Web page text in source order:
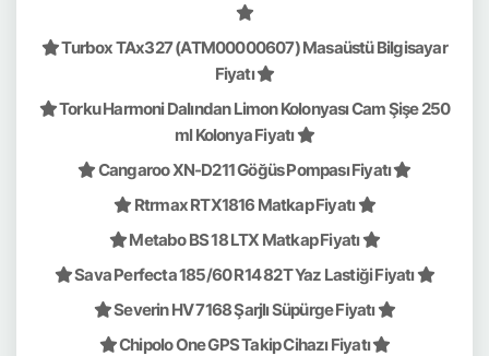
Turbox TAx327 (ATM00000607) Masaüstü Bilgisayar
Fiyatı
Torku Harmoni Dalından Limon Kolonyası Cam Şişe 250
ml Kolonya Fiyatı
Cangaroo XN-D211 Göğüs Pompası Fiyatı
Rtrmax RTX1816 Matkap Fiyatı
Metabo BS 18 LTX Matkap Fiyatı
Sava Perfecta 185/60 R14 82T Yaz Lastiği Fiyatı
Severin HV 7168 Şarjlı Süpürge Fiyatı
Chipolo One GPS Takip Cihazı Fiyatı